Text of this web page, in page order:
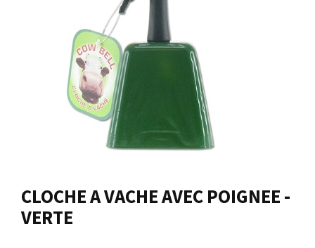
Liquidations
Nous joindre
Me connecter
Panier
CLOCHE A VACHE AVEC POIGNEE -
VERTE